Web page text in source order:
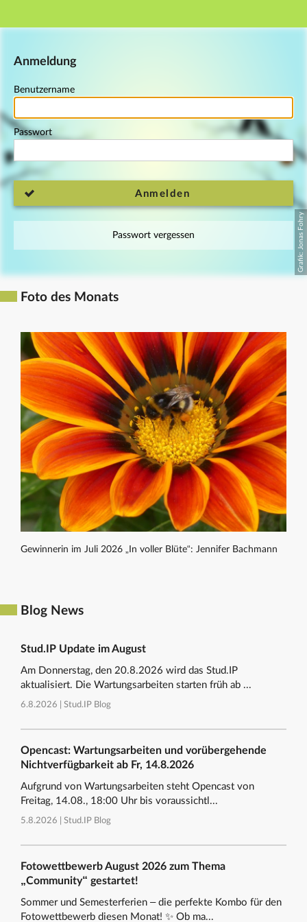
Hauptnavigation
Anmeldung
Benutzername
Passwort
Anmelden
Passwort vergessen
Foto des Monats
Gewinnerin im Juli 2026 „In voller Blüte“: Jennifer Bachmann
Blog News
Stud.IP Update im August
Am Donnerstag, den 20.8.2026 wird das Stud.IP
aktualisiert. Die Wartungsarbeiten starten früh ab ...
6.8.2026 | Stud.IP Blog
Opencast: Wartungsarbeiten und vorübergehende
Nichtverfügbarkeit ab Fr, 14.8.2026
Aufgrund von Wartungsarbeiten steht Opencast von
Freitag, 14.08., 18:00 Uhr bis voraussichtl...
5.8.2026 | Stud.IP Blog
Fotowettbewerb August 2026 zum Thema
„Community“ gestartet!
Sommer und Semesterferien – die perfekte Kombo für den
Fotowettbewerb diesen Monat! ✨ Ob ma...